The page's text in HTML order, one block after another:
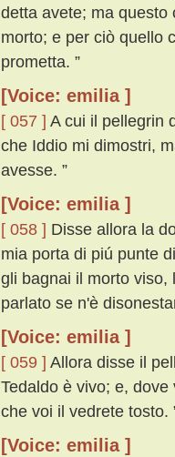
detta avete; ma questo
morto; e per ciò quello
prometta. ”
[Voice: emilia ]
[ 057 ] A cui il pellegrin
che Iddio mi dimostri,
avesse. ”
[Voice: emilia ]
[ 058 ] Disse allora la
mia porta di piú punte
gli bagnai il morto viso,
parlato se n'è
[Voice: emilia ]
[ 059 ] Allora disse il
Tedaldo è vivo; e,
che voi il vedrete tosto.
[Voice: emilia ]